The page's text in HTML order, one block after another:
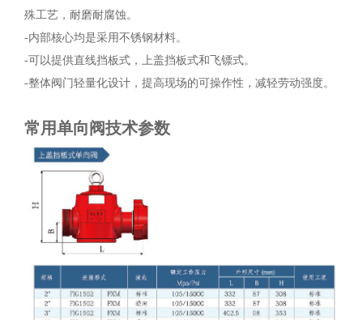
殊工艺，耐磨耐腐蚀。
-内部核心均是采用不锈钢材料。
-可以提供直线挡板式，上盖挡板式和飞镖式。
-整体阀门轻量化设计，提高现场的可操作性，减轻劳动强度。
常用单向阀技术参数